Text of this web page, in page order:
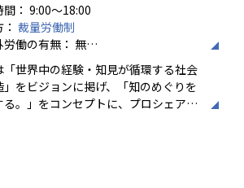
先順位付け、モジュール分離やデータ
要件や業務要件を踏まえた再設計・中
の技術メンター、アーキテクチャレビ
レベルでの調査や設計レビューを通し
間： 9:00～18:00
裁量労働制
労働の有無： 無
間： 60分
「世界中の経験・知見が循環する社会
」をビジョンに掲げ、「知のめぐりを
る。」をコンセプトに、プロシェアリ
アリングとは、ビジネスや経営に関
を複数の企業でシェアし、経営課題